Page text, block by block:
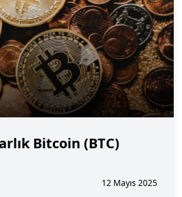
Bitcoin (BTC)
12 Mayıs 2025